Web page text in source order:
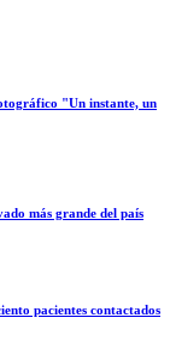
"Un instante, un
más grande del país
pacientes contactados